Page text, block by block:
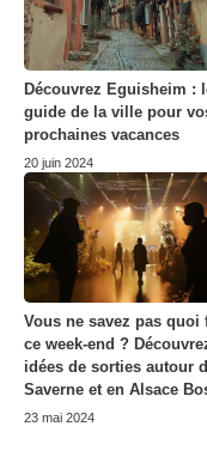
Découvrez Eguisheim :
guide de la ville pour
prochaines vacances
20 juin 2024
Vous ne savez pas quoi
ce week-end ?
idées de sorties autour
Saverne et en Alsace
23 mai 2024